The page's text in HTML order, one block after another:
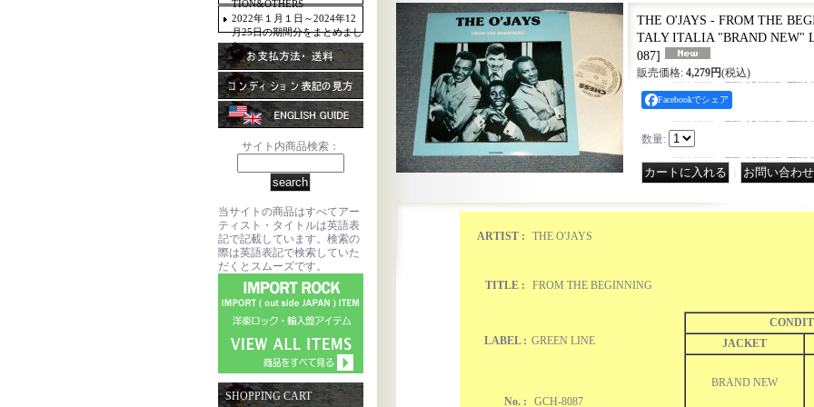
TION&OTHERS
2022年１月１日～2024年12
月25日の期間分をまとめまし
た。
サイト内商品検索：
当サイトの商品はすべてアー
ティスト・タイトルは英語表
記で記載しています。検索の
際は英語表記で検索していた
だくとスムーズです。
SHOPPING CART
THE O'JAYS - FROM THE
TALY ITALIA "BRAND NEW"
087]
販売価格: 4,279円(税込)
Facebookでシェア
数量:
ARTIST : THE O'JAYS
TITLE : FROM THE BEGINNING
LABEL : GREEN LINE
JACKET
BRAND NEW
No. :
GCH-8087